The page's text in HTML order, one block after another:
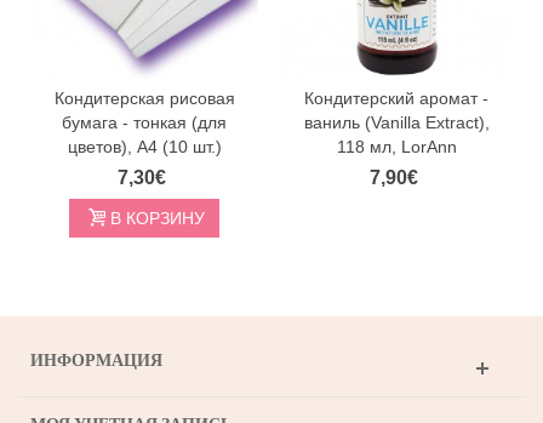
Кондитерская рисовая
бумага - тонкая (для
цветов), A4 (10 шт.)
7,30€
В КОРЗИНУ
Кондитерский аромат -
ваниль (Vanilla Extract),
118 мл, LorAnn
7,90€
ИНФОРМАЦИЯ